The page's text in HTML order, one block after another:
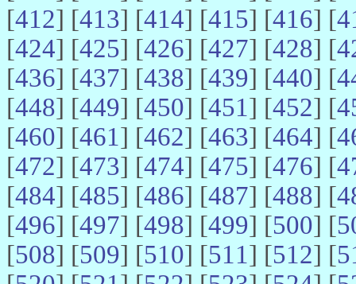
[412] [413] [414] [415] [416] [
[424] [425] [426] [427] [428] [
[436] [437] [438] [439] [440] [
[448] [449] [450] [451] [452] [
[460] [461] [462] [463] [464] [
[472] [473] [474] [475] [476] [
[484] [485] [486] [487] [488] [
[496] [497] [498] [499] [500] [
[508] [509] [510] [511] [512] [